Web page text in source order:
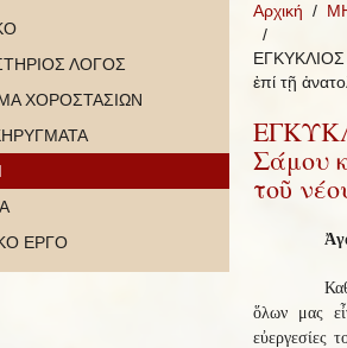
Αρχική
ΕΓΚΥΚΛΙΟΣ
ἐπί τῇ
Σάμου
τοῦ
ὅλων μας
εὐεργεσίες
ΛΟΓΟΣ
ΧΟΡΟΣΤΑΣΙΩΝ
ΕΡΓΟ